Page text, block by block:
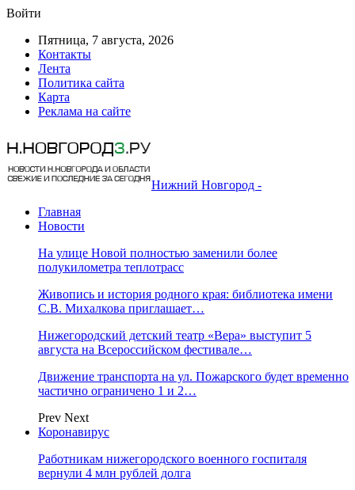
Войти
Пятница, 7 августа, 2026
Контакты
Лента
Политика сайта
Карта
Реклама на сайте
Нижний Новгород -
Главная
Новости
На улице Новой полностью заменили более
полукилометра теплотрасс
Живопись и история родного края: библиотека имени
С.В. Михалкова приглашает…
Нижегородский детский театр «Вера» выступит 5
августа на Всероссийском фестивале…
Движение транспорта на ул. Пожарского будет временно
частично ограничено 1 и 2…
Prev Next
Коронавирус
Работникам нижегородского военного госпиталя
вернули 4 млн рублей долга